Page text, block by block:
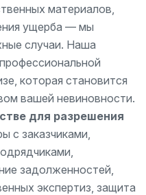
материалов,
ущерба — мы
случаи. Наша
которая становится
вашей невиновности.
для разрешения
с заказчиками,
задолженностей,
экспертиз, защита